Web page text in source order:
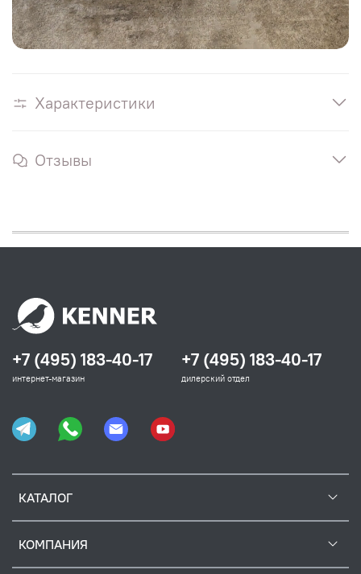
Характеристики
Отзывы
КАТАЛОГ
КОМПАНИЯ
+7 (495) 183-40-17
интернет-магазин
+7 (495) 183-40-17
дилерский отдел